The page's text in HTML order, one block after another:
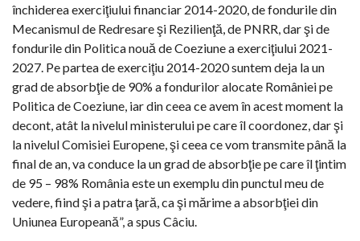
închiderea exerciţiului financiar 2014-2020, de fondurile din
Mecanismul de Redresare şi Rezilienţă, de PNRR, dar şi de
fondurile din Politica nouă de Coeziune a exerciţiului 2021-
2027. Pe partea de exerciţiu 2014-2020 suntem deja la un
grad de absorbţie de 90% a fondurilor alocate României pe
Politica de Coeziune, iar din ceea ce avem în acest moment la
decont, atât la nivelul ministerului pe care îl coordonez, dar şi
la nivelul Comisiei Europene, şi ceea ce vom transmite până la
final de an, va conduce la un grad de absorbţie pe care îl ţintim
de 95 – 98% România este un exemplu din punctul meu de
vedere, fiind şi a patra ţară, ca şi mărime a absorbţiei din
Uniunea Europeană”, a spus Câciu.